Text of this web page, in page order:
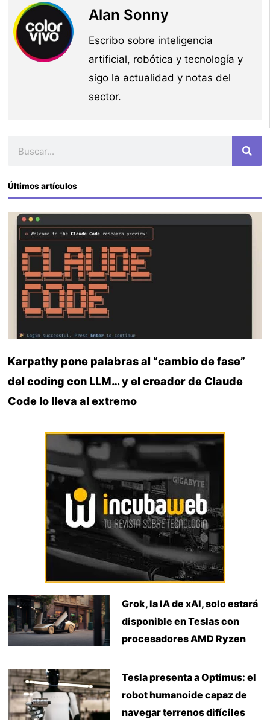
Alan Sonny
Escribo sobre inteligencia
artificial, robótica y tecnología y
sigo la actualidad y notas del
sector.
Últimos artículos
Karpathy pone palabras al “cambio de fase”
del coding con LLM… y el creador de Claude
Code lo lleva al extremo
Grok, la IA de xAI, solo estará
disponible en Teslas con
procesadores AMD Ryzen
Tesla presenta a Optimus: el
robot humanoide capaz de
navegar terrenos difíciles